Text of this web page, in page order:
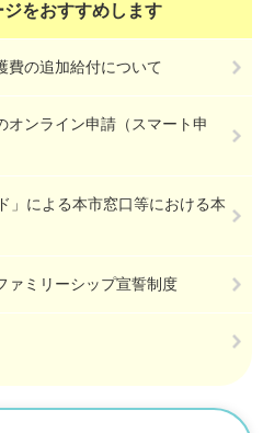
ジをおすすめします
費の追加給付について
オンライン申請（スマート申
」による本市窓口等における本
ァミリーシップ宣誓制度